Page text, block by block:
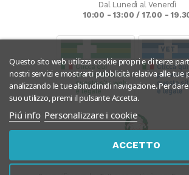
Questo sito web utilizza cookie propri e di terze
nostri servizi e mostrarti pubblicità relativa alle tue
analizzando le tue abitudinidi navigazione. Per
suo utilizzo, premi il pulsante Accetta.
Piú info Personalizzare i cookie
ACCETTO
Dal Lunedì al Venerdì
10:00 - 13:00 / 17.00 -